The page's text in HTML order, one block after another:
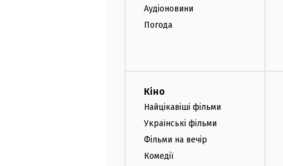
Аудіоновини
Погода
Кіно
Найцікавіші фільми
Українські фільми
Фільми на вечір
Комедії